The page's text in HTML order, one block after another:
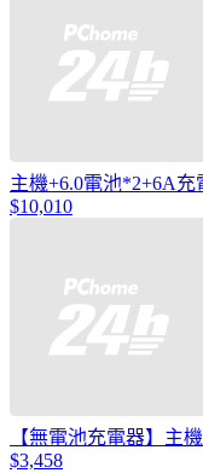
主機+6.0電池*2+6A充
$10,010
【無電池充電器】主
$3,458